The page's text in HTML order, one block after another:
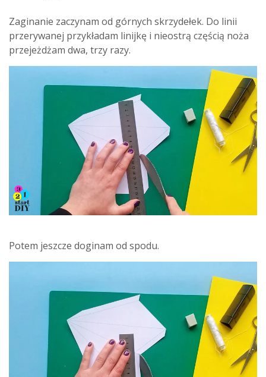
Zaginanie zaczynam od górnych skrzydełek. Do linii
przerywanej przykładam linijkę i nieostrą częścią noża
przejeżdżam dwa, trzy razy.
Potem jeszcze doginam od spodu.